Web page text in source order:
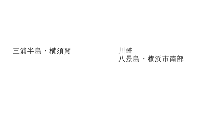
三浦半島・横須賀
川崎
八景島・横浜市南部